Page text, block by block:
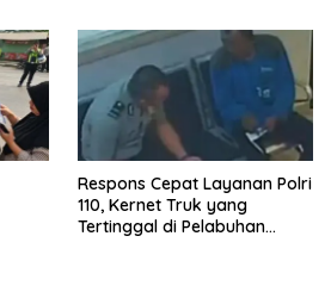
Respons Cepat Layanan Polri
110, Kernet Truk yang
Tertinggal di Pelabuhan